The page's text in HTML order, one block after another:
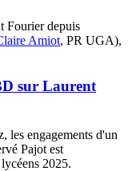
Fourier depuis
Amiot, PR UGA),
sur Laurent
les engagements d'un
Pajot est
2025.